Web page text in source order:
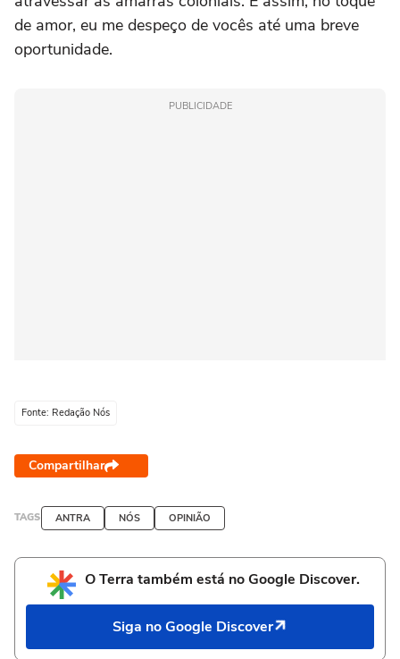
de amor, eu me despeço de vocês até uma breve
oportunidade.
PUBLICIDADE
Fonte: Redação Nós
Compartilhar
TAGS ANTRA NÓS OPINIÃO
O Terra também está no Google Discover.
Siga no Google Discover